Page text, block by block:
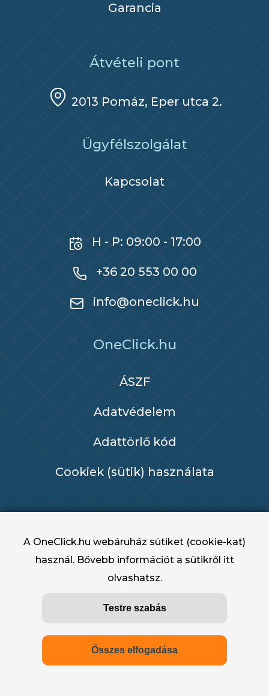
Garancia
Átvételi pont
2013 Pomáz, Eper utca 2.
Ügyfélszolgálat
Kapcsolat
H - P: 09:00 - 17:00
+36 20 553 00 00
info@oneclick.hu
OneClick.hu
ÁSZF
Adatvédelem
Adattörlő kód
Cookiek (sütik) használata
OneClick.hu - OneClick Hungary Kft. 2022 -
A OneClick.hu webáruház sütiket (cookie-kat)
használ. Bővebb információt a sütikről itt
olvashatsz.
Testre szabás
Összes elfogadása